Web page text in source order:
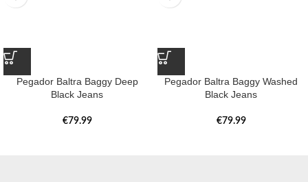
Pegador Baltra Baggy Deep
Black Jeans
€79.99
Pegador Baltra Baggy Washed
Black Jeans
€79.99